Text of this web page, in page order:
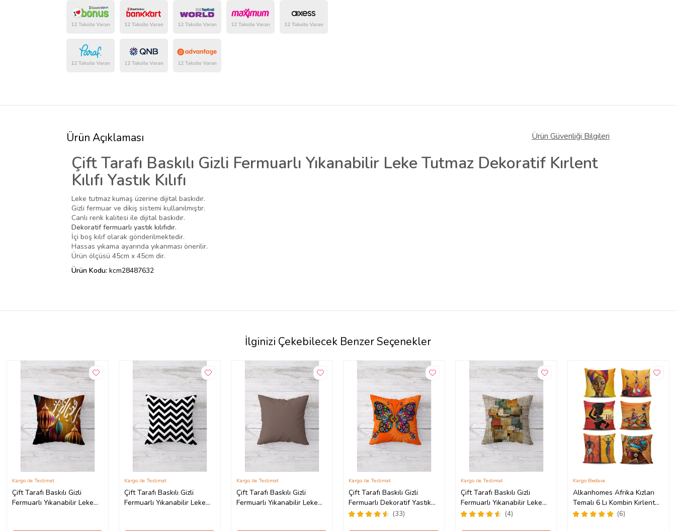
Ürün Açıklaması Ürün Güvenliği Bilgileri
Çift Tarafı Baskılı Gizli Fermuarlı Yıkanabilir Leke Tutmaz Dekoratif Kırlent
Kılıfı Yastık Kılıfı
Leke tutmaz kumaş üzerine dijital baskıdır.
Gizli fermuar ve dikiş sistemi kullanılmıştır.
Canlı renk kalitesi ile dijital baskıdır.
Dekoratif fermuarlı yastık kılıfıdır.
İçi boş kılıf olarak gönderilmektedir.
Hassas yıkama ayarında yıkanması önerilir.
Ürün ölçüsü 45cm x 45cm dir.
Ürün Kodu: kcm28487632
İlginizi Çekebilecek Benzer Seçenekler
Çift Tarafı Baskılı Gizli
Fermuarlı Yıkanabilir Leke
Kargo ile Teslimat
Çift Tarafı Baskılı Gizli
Fermuarlı Yıkanabilir Leke
Kargo ile Teslimat
Çift Tarafı Baskılı Gizli
Fermuarlı Yıkanabilir Leke
Kargo ile Teslimat
Çift Tarafı Baskılı Gizli
Fermuarlı Dekoratif Yastık
Kılıfı Kırlent Kılıfı Koltuk
(33)
Kargo ile Teslimat
Çift Tarafı Baskılı Gizli
Fermuarlı Yıkanabilir Leke
Tutmaz Dekoratif Kırlent
(4)
Kargo ile Teslimat
Alkanhomes Afrika Kızları
Temalı 6 Lı Kombin Kırlent
Kılıfı
(6)
Kargo Bedava